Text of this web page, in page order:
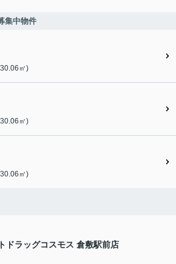
集中物件
㎡)
㎡)
㎡)
ドラッグコスモス 倉敷駅前店